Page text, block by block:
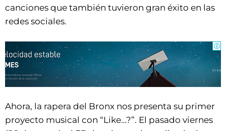
canciones que también tuvieron gran éxito en las
redes sociales.
Ahora, la rapera del Bronx nos presenta su primer
proyecto musical con “Like…?”. El pasado viernes